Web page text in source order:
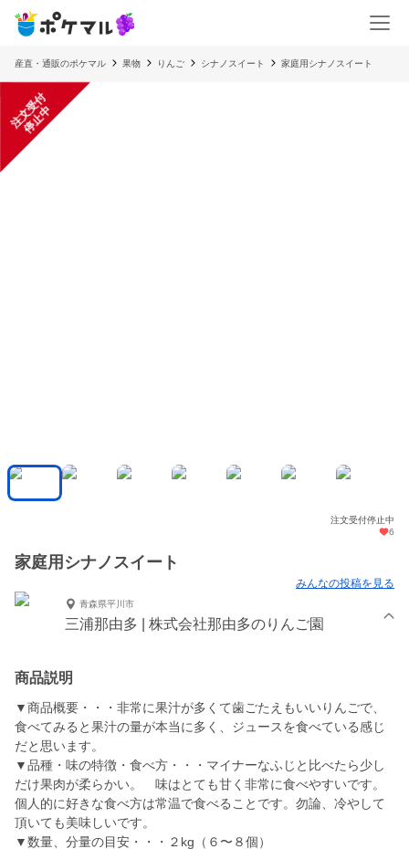
産直・通販のポケマル 果物 りんご シナノスイート 家庭用シナノスイート
注
文
受
付
停
止
中
注文受付停止中
6
家庭用シナノスイート
みんなの投稿を見る
青森県平川市
三浦那由多 | 株式会社那由多のりんご園
商品説明
▼商品概要・・・非常に果汁が多くて歯ごたえもいいりんごで、
食べてみると果汁の量が本当に多く、ジュースを食べている感じ
だと思います。
▼品種・味の特徴・食べ方・・・マイナーなふじと比べたら少し
だけ果肉が柔らかい。 味はとても甘く非常に食べやすいです。
個人的に好きな食べ方は常温で食べることです。勿論、冷やして
頂いても美味しいです。
▼数量、分量の目安・・・２kg（６〜８個）